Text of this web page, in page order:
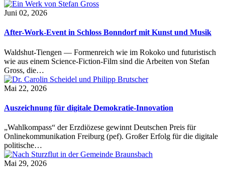
Juni 02, 2026
After-Work-Event in Schloss Bonndorf mit Kunst und Musik
Waldshut-Tiengen — Formenreich wie im Rokoko und futuristisch
wie aus einem Science-Fiction-Film sind die Arbeiten von Stefan
Gross, die…
Mai 22, 2026
Auszeichnung für digitale Demokratie-Innovation
„Wahlkompass“ der Erzdiözese gewinnt Deutschen Preis für
Onlinekommunikation Freiburg (pef). Großer Erfolg für die digitale
politische…
Mai 29, 2026